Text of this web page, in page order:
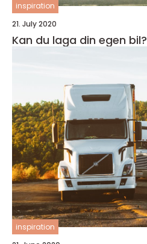
inspiration
21. July 2020
Kan du laga din egen bil?
inspiration